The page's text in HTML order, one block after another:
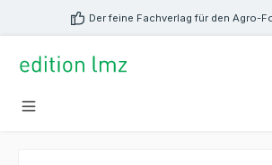
springen Der feine Fachverlag für den Agro-